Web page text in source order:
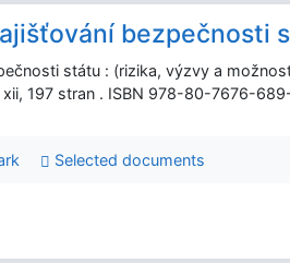
bezpečnosti
státu : (rizika, výzvy a
xii, 197 stran . ISBN 978-80-7676-
Selected documents